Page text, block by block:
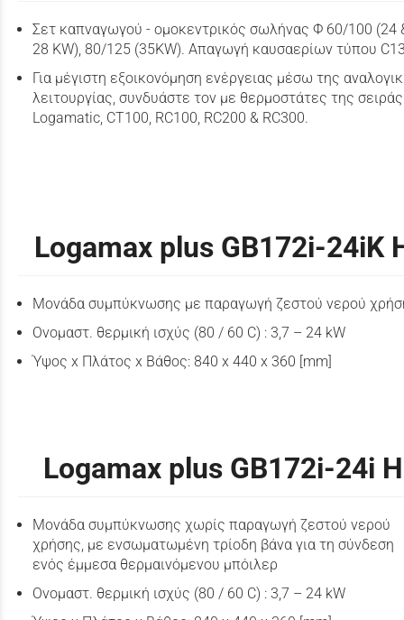
Σετ καπναγωγού - ομοκεντρικός σωλήνας Φ 60/100 (24
28 KW), 80/125 (35KW). Απαγωγή καυσαερίων τύπου
Για μέγιστη εξοικονόμηση ενέργειας μέσω της
λειτουργίας, συνδυάστε τον με θερμοστάτες της σειράς
Logamatic, CT100, RC100, RC200 & RC300.
Logamax plus GB172i-24iK
Μονάδα συμπύκνωσης με παραγωγή ζεστού νερού
Ονομαστ. θερμική ισχύς (80 / 60 C) : 3,7 – 24 kW
Ύψος x Πλάτος x Βάθος: 840 x 440 x 360 [mm]
Logamax plus GB172i-24i H
Μονάδα συμπύκνωσης χωρίς παραγωγή ζεστού νερού
χρήσης, με ενσωματωμένη τρίοδη βάνα για τη σύνδεση
ενός έμμεσα θερμαινόμενου μπόιλερ
Ονομαστ. θερμική ισχύς (80 / 60 C) : 3,7 – 24 kW